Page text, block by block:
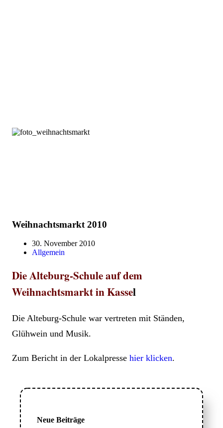
Weihnachtsmarkt 2010
30. November 2010
Allgemein
Die Alteburg-Schule auf dem
Weihnachtsmarkt in Kassel
Die Alteburg-Schule war vertreten mit Ständen,
Glühwein und Musik.
Zum Bericht in der Lokalpresse hier klicken.
Neue Beiträge